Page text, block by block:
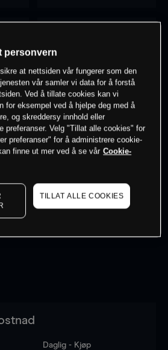
erpå dette instrumentet
Søk om konto
Log in
Daglig - Kjøp
personvern
at nettsiden vår fungerer som den
vår samler vi data for å forstå
Ved å tillate cookies kan vi
for eksempel ved å hjelpe deg med å
og skreddersy innhold eller
preferanser. Velg "Tillat alle cookies" for
preferanser" for å administrere cookie-
finne ut mer ved å se vår Cookie-
TILLAT ALLE COOKIES